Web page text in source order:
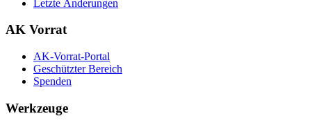
Letzte Änderungen
AK Vorrat
AK-Vorrat-Portal
Geschützter Bereich
Spenden
Werkzeuge